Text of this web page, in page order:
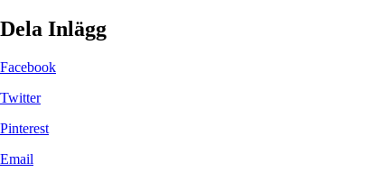
Dela Inlägg
Facebook
Twitter
Pinterest
Email